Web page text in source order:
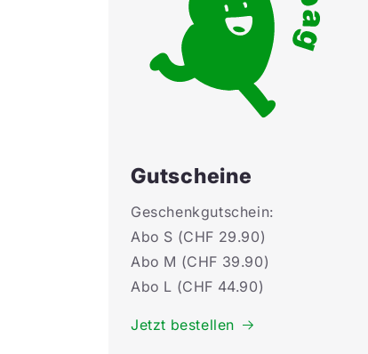
Gutscheine
Geschenkgutschein:
Abo S (CHF 29.90)
Abo M (CHF 39.90)
Abo L (CHF 44.90)
Jetzt bestellen